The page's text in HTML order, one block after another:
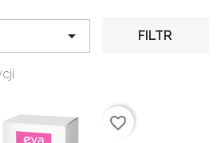
 FILTR
favorite_border